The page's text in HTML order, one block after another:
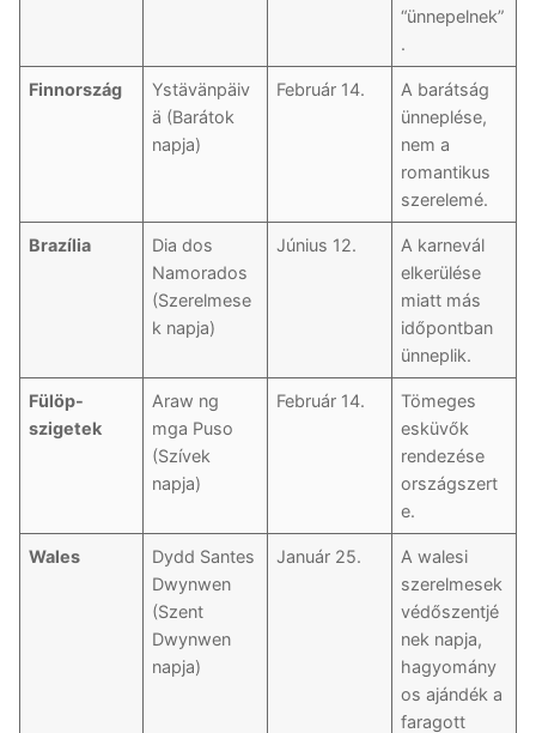
“ünnepelnek”
.
Finnország
Ystävänpäiv
ä (Barátok
napja)
Február 14.
A barátság
ünneplése,
nem a
romantikus
szerelemé.
Brazília
Dia dos
Namorados
(Szerelmese
k napja)
Június 12.
A karnevál
elkerülése
miatt más
időpontban
ünneplik.
Fülöp-
szigetek
Araw ng
mga Puso
(Szívek
napja)
Február 14.
Tömeges
esküvők
rendezése
országszert
e.
Wales
Dydd Santes
Dwynwen
(Szent
Dwynwen
napja)
Január 25.
A walesi
szerelmesek
védőszentjé
nek napja,
hagyomány
os ajándék a
faragott